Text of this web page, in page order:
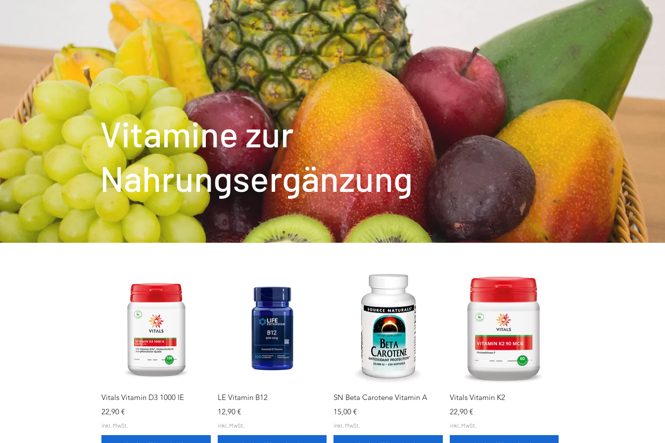
Vitamine zur
Nahrungsergänzung
Schnellansicht
Vitals Vitamin D3 1000 IE
Preis
22,90 €
inkl. MwSt.
Schnellansicht
LE Vitamin B12
Preis
12,90 €
inkl. MwSt.
Schnellansicht
SN Beta Carotene Vitamin A
Preis
15,00 €
inkl. MwSt.
Schnellansicht
Vitals Vitamin K2
Preis
22,90 €
inkl. MwSt.